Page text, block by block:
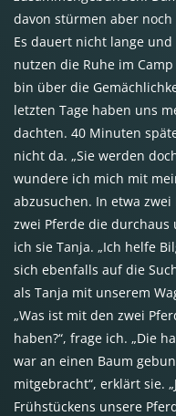
davon stürmen aber
Es dauert nicht lange
nutzen die Ruhe im
bin über die
letzten Tage haben uns
dachten. 40 Minuten
nicht da. „Sie werden
wundere ich mich mit
abzusuchen. In etwa
zwei Pferde die durchaus
ich sie Tanja. „Ich helfe
sich ebenfalls auf die
als Tanja mit unserem
„Was ist mit den zwei
haben?“, frage ich. „Die
war an einen Baum
mitgebracht“, erklärt sie.
Frühstückens unsere